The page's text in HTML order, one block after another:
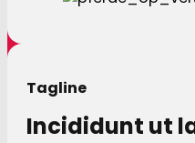
Tagline
Incididunt ut